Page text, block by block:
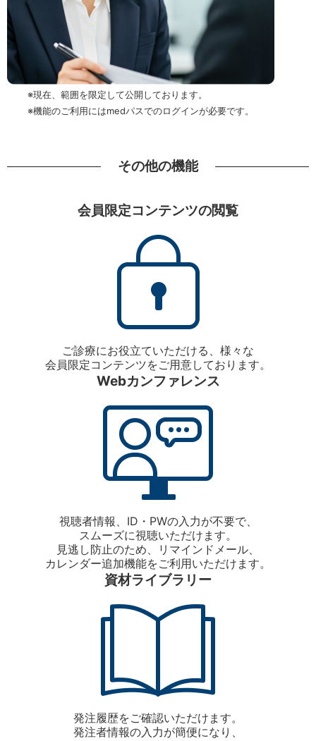
※現在、範囲を限定して公開しております。
※機能のご利用にはmedパスでのログインが必要です。
その他の機能
会員限定コンテンツの閲覧
ご診療にお役立ていただける、様々な
会員限定コンテンツをご用意しております。
Webカンファレンス
視聴者情報、ID・PWの入力が不要で、
スムーズに視聴いただけます。
見逃し防止のため、リマインドメール、
カレンダー追加機能をご利用いただけます。
資材ライブラリー
発注履歴をご確認いただけます。
発注者情報の入力が簡便になり、